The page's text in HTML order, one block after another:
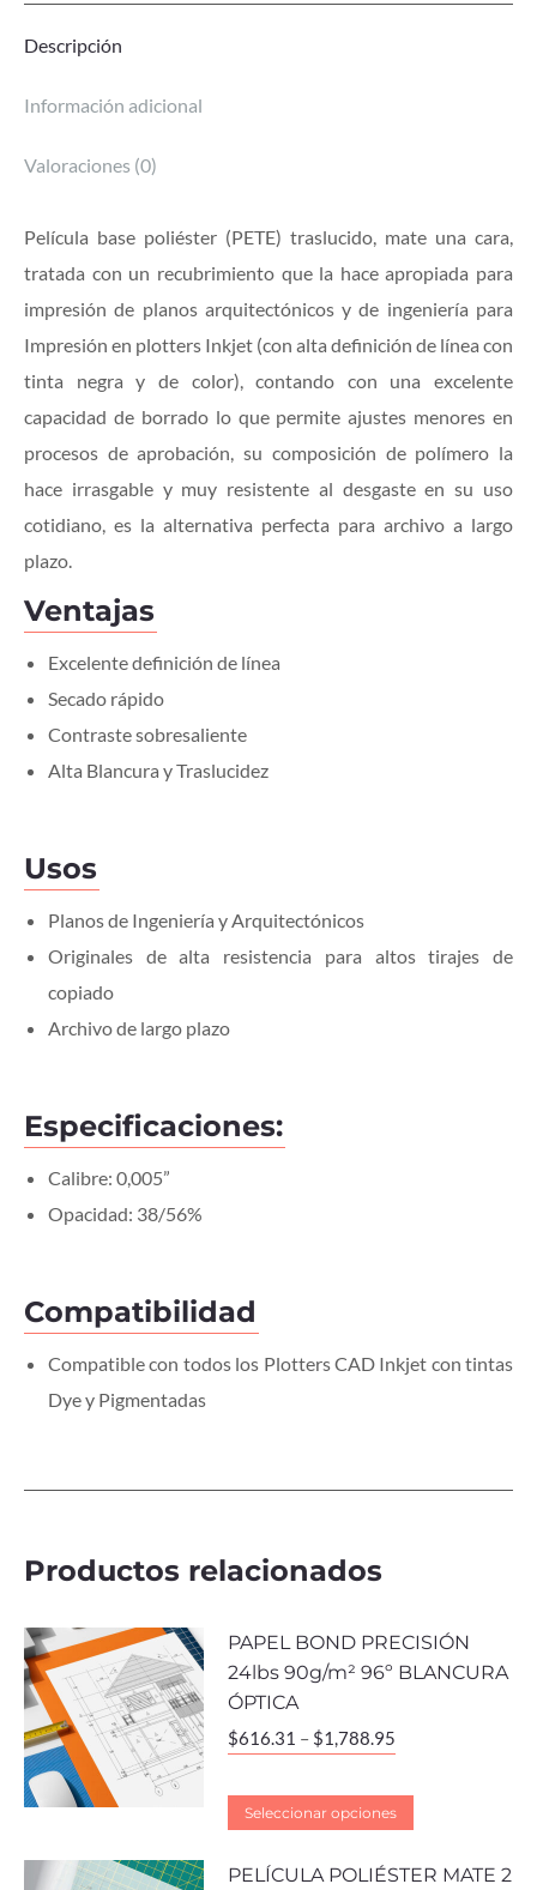
Descripción
Información adicional
Valoraciones (0)
Película base poliéster (PETE) traslucido, mate una cara,
tratada con un recubrimiento que la hace apropiada para
impresión de planos arquitectónicos y de ingeniería para
Impresión en plotters Inkjet (con alta definición de línea con
tinta negra y de color), contando con una excelente
capacidad de borrado lo que permite ajustes menores en
procesos de aprobación, su composición de polímero la
hace irrasgable y muy resistente al desgaste en su uso
cotidiano, es la alternativa perfecta para archivo a largo
plazo.
Ventajas
Excelente definición de línea
Secado rápido
Contraste sobresaliente
Alta Blancura y Traslucidez
Usos
Planos de Ingeniería y Arquitectónicos
Originales de alta resistencia para altos tirajes de
copiado
Archivo de largo plazo
Especificaciones:
Calibre: 0,005”
Opacidad: 38/56%
Compatibilidad
Compatible con todos los Plotters CAD Inkjet con tintas
Dye y Pigmentadas
Productos relacionados
PAPEL BOND PRECISIÓN
24lbs 90g/m² 96º BLANCURA
ÓPTICA
$616.31 – $1,788.95
Seleccionar opciones
PELÍCULA POLIÉSTER MATE 2